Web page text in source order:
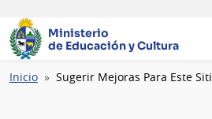
Ministerio
de Educación y Cultura
Ruta
Inicio Sugerir Mejoras Para Este